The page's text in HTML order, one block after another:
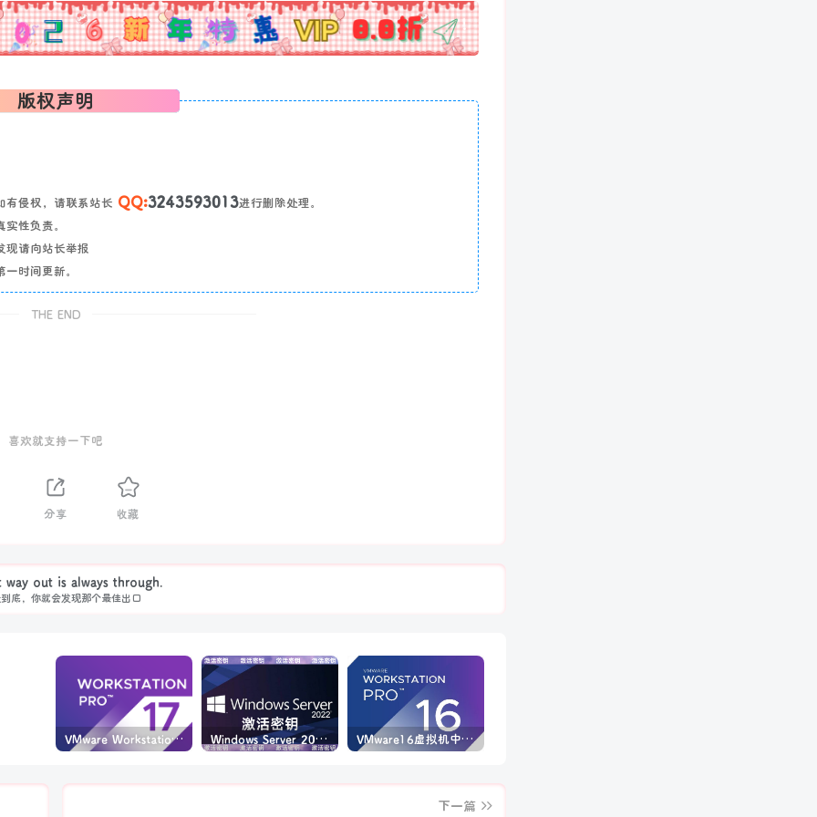
!也想出现在这里？
版权声明
侵权，请联系站长 QQ:3243593013进行删除处理。
性负责。
请向站长举报
时间更新。
THE END
喜欢就支持一下吧
分享 收藏
way out is always through.
底，你就会发现那个最佳出口
VMware Workstation PRO v17.6.4 正式版_虚拟机(带激活密钥) Windows Server 2022激活密钥 2024 5月更新 VMware16虚拟机中文版 (附永久许可证激活密钥)
下一篇